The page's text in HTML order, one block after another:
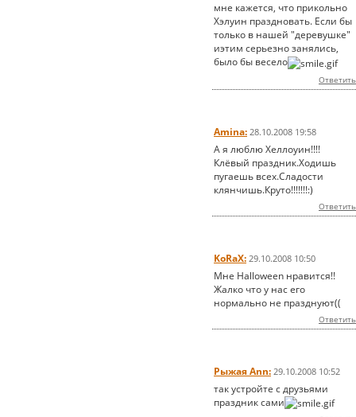
мне кажется, что прикольно
Хэлуин праздновать. Если бы
только в нашей "деревушке"
иэтим серьезно занялись,
было бы весело
Ответить
Amina: 28.10.2008 19:58
А я люблю Хеллоуин!!!!
Клёвый праздник.Ходишь
пугаешь всех.Сладости
клянчишь.Круто!!!!!!!:)
Ответить
KoRaX: 29.10.2008 10:50
Мне Halloween нравится!!
Жалко что у нас его
нормально не празднуют((
Ответить
Рыжая Ann: 29.10.2008 10:52
так устройте с друзьями
праздник сами